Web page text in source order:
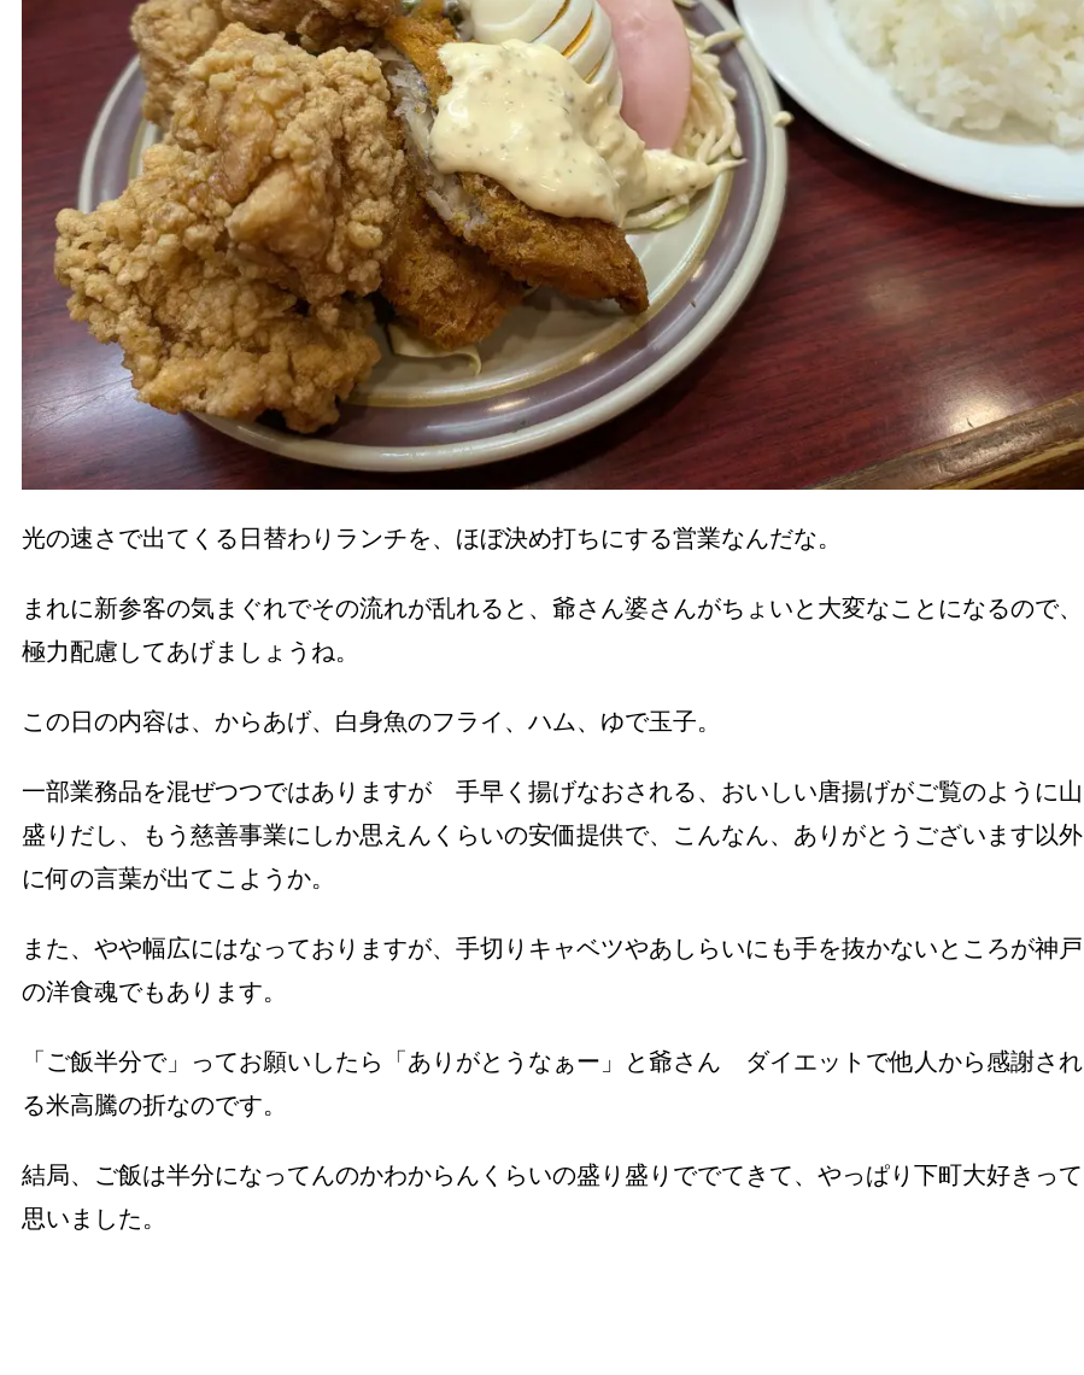
光の速さで出てくる日替わりランチを、ほぼ決め打ちにする営業なんだな。
まれに新参客の気まぐれでその流れが乱れると、爺さん婆さんがちょいと大変なことになるので、
極力配慮してあげましょうね。
この日の内容は、からあげ、白身魚のフライ、ハム、ゆで玉子。
一部業務品を混ぜつつではありますが 手早く揚げなおされる、おいしい唐揚げがご覧のように山
盛りだし、もう慈善事業にしか思えんくらいの安価提供で、こんなん、ありがとうございます以外
に何の言葉が出てこようか。
また、やや幅広にはなっておりますが、手切りキャベツやあしらいにも手を抜かないところが神戸
の洋食魂でもあります。
「ご飯半分で」ってお願いしたら「ありがとうなぁー」と爺さん ダイエットで他人から感謝され
る米高騰の折なのです。
結局、ご飯は半分になってんのかわからんくらいの盛り盛りででてきて、やっぱり下町大好きって
思いました。